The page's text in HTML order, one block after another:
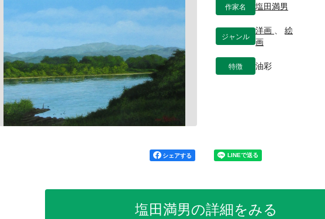
作家名 塩田満男
ジャンル
洋画
絵
画
特徴 油彩
シェアする
塩田満男の詳細をみる